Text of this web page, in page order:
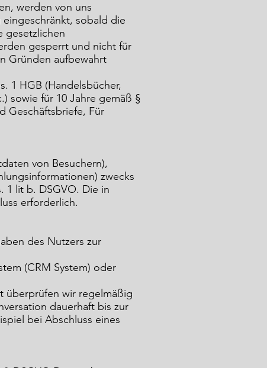
werden von uns
sobald die
gesetzlichen
gesperrt und nicht für
Gründen aufbewahrt
1 HGB (Handelsbücher,
sowie für 10 Jahre gemäß §
Geschäftsbriefe, Für
von Besuchern),
zwecks
1 lit b. DSGVO. Die in
erforderlich.
des Nutzers zur
(CRM System) oder
überprüfen wir regelmäßig
dauerhaft bis zur
bei Abschluss eines